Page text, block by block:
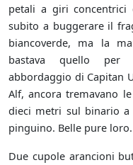
petali a giri concentrici
subito a buggerare il
biancoverde, ma la
bastava quello per
abbordaggio di Capitan
Alf, ancora tremavano
dieci metri sul binario a
pinguino. Belle pure loro.
Due cupole arancioni